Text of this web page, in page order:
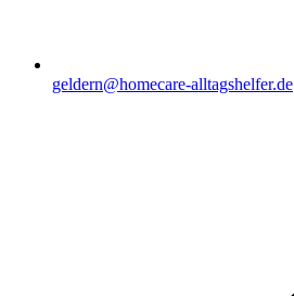
geldern@homecare-alltagshelfer.de